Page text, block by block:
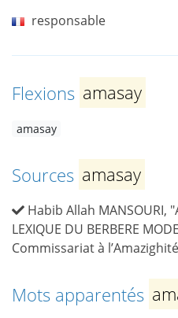
responsable
Flexions amasay
amasay
Sources amasay
Habib Allah
LEXIQUE DU BERBERE
Commissariat à
Mots apparentés